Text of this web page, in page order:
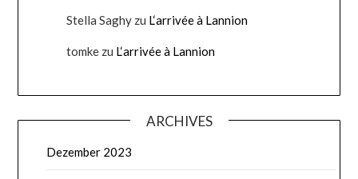
Stella Saghy zu L‘arrivée à Lannion
tomke zu L‘arrivée à Lannion
ARCHIVES
Dezember 2023